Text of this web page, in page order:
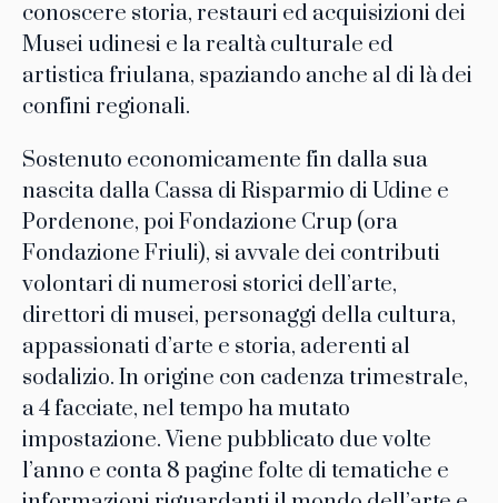
conoscere storia, restauri ed acquisizioni dei
Musei udinesi e la realtà culturale ed
artistica friulana, spaziando anche al di là dei
confini regionali.
Sostenuto economicamente fin dalla sua
nascita dalla Cassa di Risparmio di Udine e
Pordenone, poi Fondazione Crup (ora
Fondazione Friuli), si avvale dei contributi
volontari di numerosi storici dell’arte,
direttori di musei, personaggi della cultura,
appassionati d’arte e storia, aderenti al
sodalizio. In origine con cadenza trimestrale,
a 4 facciate, nel tempo ha mutato
impostazione. Viene pubblicato due volte
l’anno e conta 8 pagine folte di tematiche e